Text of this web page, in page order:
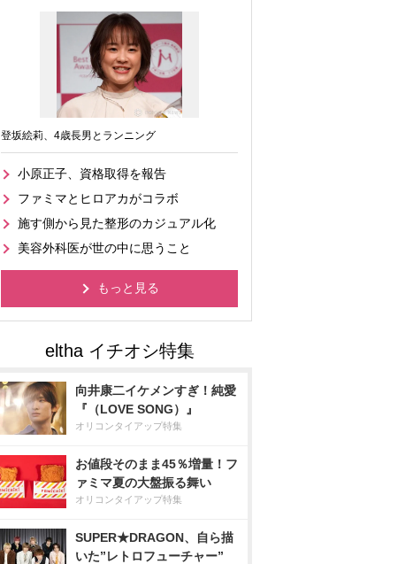
登坂絵莉、4歳長男とランニング
小原正子、資格取得を報告
ファミマとヒロアカがコラボ
施す側から見た整形のカジュアル化
美容外科医が世の中に思うこと
もっと見る
向井康二イケメンすぎ！純愛
『（LOVE SONG）』
オリコンタイアップ特集
お値段そのまま45％増量！フ
ァミマ夏の大盤振る舞い
オリコンタイアップ特集
SUPER★DRAGON、自ら描
いた”レトロフューチャー”